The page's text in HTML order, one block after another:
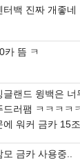
터백 진짜 개좋네
카 뜸 ㅋ
글랜드 윙백은
드러팸 ㅋㅋㅋㅋ
에 워커 금카 15
모 금카 사용중..